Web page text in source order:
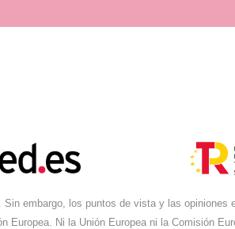
embargo, los puntos de vista y las
Europea. Ni la Unión Europea ni la Comisión